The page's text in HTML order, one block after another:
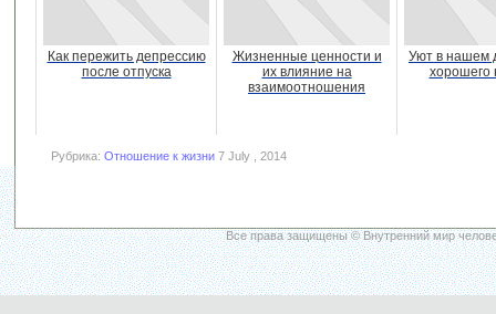
Как пережить депрессию
после отпуска
Жизненные ценности и
их влияние на
взаимоотношения
Уют в нашем
хорошего
Рубрика: Отношение к жизни 7 July , 2014
Все права защищены © Внутренний мир